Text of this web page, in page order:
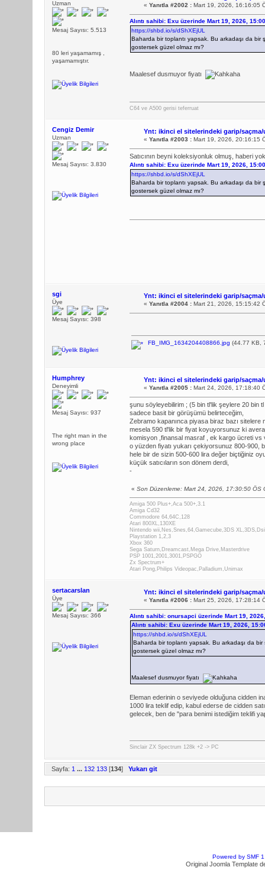
Uzman
Mesaj Sayısı: 5.513
80 leri yaşamamış ,
yaşamamıştır.
« Yanıtla #2002 :Mart 19, 2026, 16:16:05
Alıntı sahibi: Exu üzerinde Mart 19, 2026,
https://shbd.io/s/dShXEjUL
Baharda bir toplantı yapsak. Bu arkadaşı da
gostersek güzel olmaz mı?
Maalesef dusmuyor fiyatı
C64 ve A500 gerisi teferruat
Cengiz Demir
Uzman
Mesaj Sayısı: 3.830
Ynt: ikinci el sitelerindeki garip/
« Yanıtla #2003 :Mart 19, 2026, 20:16:15
Satıcının beyni koleksiyonluk olmuş, haberi
Alıntı sahibi: Exu üzerinde Mart 19, 2026,
https://shbd.io/s/dShXEjUL
Baharda bir toplantı yapsak. Bu arkadaşı da
gostersek güzel olmaz mı?
sgi
Üye
Mesaj Sayısı: 398
Ynt: ikinci el sitelerindeki garip/
« Yanıtla #2004 :Mart 21, 2026, 15:15:42
FB_IMG_1634204408866.jpg (44.77 KB,
Humphrey
Deneyimli
Mesaj Sayısı: 937
The right man in the
wrong place
Ynt: ikinci el sitelerindeki garip/
« Yanıtla #2005 :Mart 24, 2026, 17:18:40
şunu söyleyebilirim ; (5 bin tl'lik şeylere 20 bin
sadece basit bir görüşümü belirteceğim,
Zebramo kapanınca piyasa biraz bazı sitelere
mesela 590 tl'lik bir fiyat koyuyorsunuz ki
komisyon ,finansal masraf , ek kargo ücreti
o yüzden fiyatı yukarı çekiyorsunuz 800-900,
hele bir de sizin 500-600 lira değer biçtiğiniz
küçük satıcıların son dönem derdi,
-
« Son Düzenleme: Mart 24, 2026, 17:30:50 ÖS
Amiga 500 Plus+,Aca 500+,3.1
Amiga Cd32
Commodore 64,64C,128
Atari 800XL,130XE
Nintendo wii,Nes,Snes,64,Gamecube,3DS
Playstation 1,2,3
Xbox 360
Sega Saturn,Dreamcast,Mega Drive,Masterdrive
PSP 1001,2001,3001,PSPGO
Zx Spectrum+
Atari Pong,Philips Videopac,Palladium,Unimax
sertacarslan
Üye
Mesaj Sayısı: 366
Ynt: ikinci el sitelerindeki garip/
« Yanıtla #2006 :Mart 25, 2026, 17:28:14
Alıntı sahibi: onursapci üzerinde Mart 19,
Alıntı sahibi: Exu üzerinde Mart 19, 2026,
https://shbd.io/s/dShXEjUL
Baharda bir toplantı yapsak. Bu arkadaşı da
gostersek güzel olmaz mı?
Maalesef dusmuyor fiyatı
Eleman ederinin o seviyede olduğuna cidden
1000 lira teklif edip, kabul ederse de cidden
gelecek, ben de "para benimi istediğim teklifi
Sinclair ZX Spectrum 128k +2 -> PC
Sayfa: 1 ... 132 133 [134] Yukarı git
Powered by SMF
Original Joomla Template